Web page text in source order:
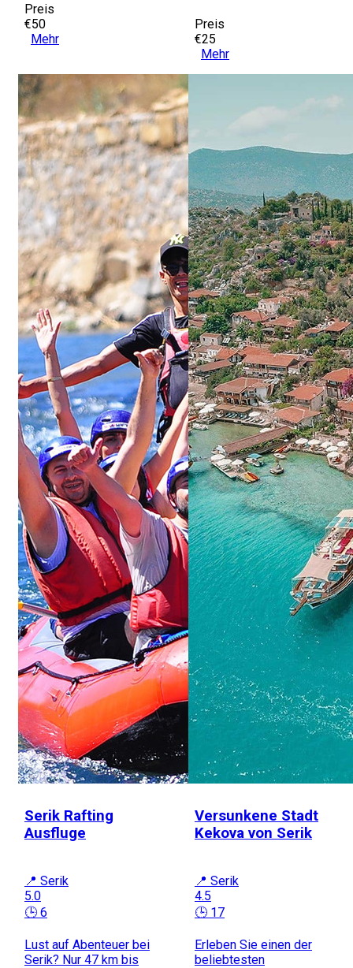
Preis
€50
Mehr
Preis
€25
Mehr
Serik Rafting
Ausfluge
📍 Serik
5.0
🕒 6
Lust auf Abenteuer bei
Serik? Nur 47 km bis
Versunkene Stadt
Kekova von Serik
📍 Serik
4.5
🕒 17
Erleben Sie einen der
beliebtesten